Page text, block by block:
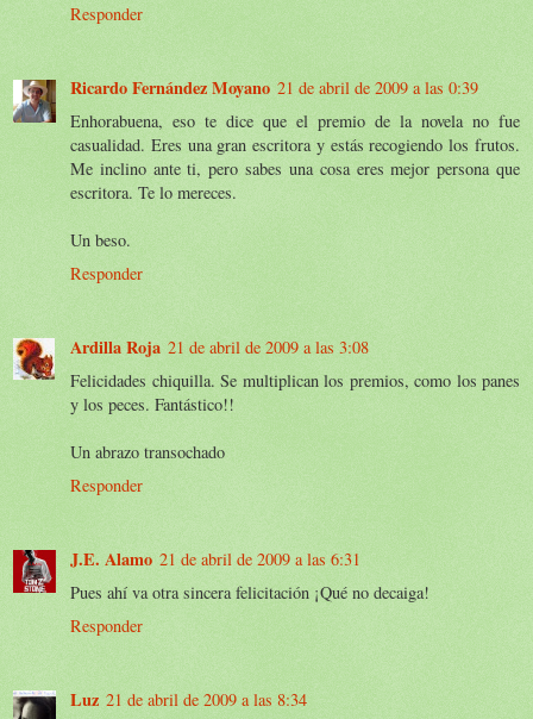
Responder
Ricardo Fernández Moyano 21 de abril de 2009 a las 0:39
Enhorabuena, eso te dice que el premio de la novela no fue
casualidad. Eres una gran escritora y estás recogiendo los frutos.
Me inclino ante ti, pero sabes una cosa eres mejor persona que
escritora. Te lo mereces.
Un beso.
Responder
Ardilla Roja 21 de abril de 2009 a las 3:08
Felicidades chiquilla. Se multiplican los premios, como los panes
y los peces. Fantástico!!
Un abrazo transochado
Responder
J.E. Alamo 21 de abril de 2009 a las 6:31
Pues ahí va otra sincera felicitación ¡Qué no decaiga!
Responder
Luz 21 de abril de 2009 a las 8:34